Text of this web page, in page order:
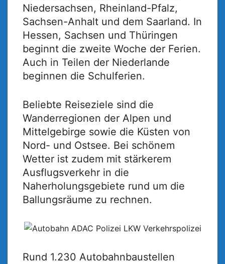
Niedersachsen, Rheinland-Pfalz,
Sachsen-Anhalt und dem Saarland. In
Hessen, Sachsen und Thüringen
beginnt die zweite Woche der Ferien.
Auch in Teilen der Niederlande
beginnen die Schulferien.
Beliebte Reiseziele sind die
Wanderregionen der Alpen und
Mittelgebirge sowie die Küsten von
Nord- und Ostsee. Bei schönem
Wetter ist zudem mit stärkerem
Ausflugsverkehr in die
Naherholungsgebiete rund um die
Ballungsräume zu rechnen.
Rund 1.230 Autobahnbaustellen